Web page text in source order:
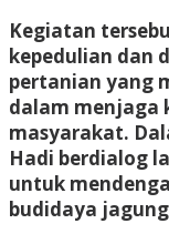
Kegiatan
kepedulian dan
pertanian yang
dalam menjaga
masyarakat.
Hadi berdialog
untuk
budidaya